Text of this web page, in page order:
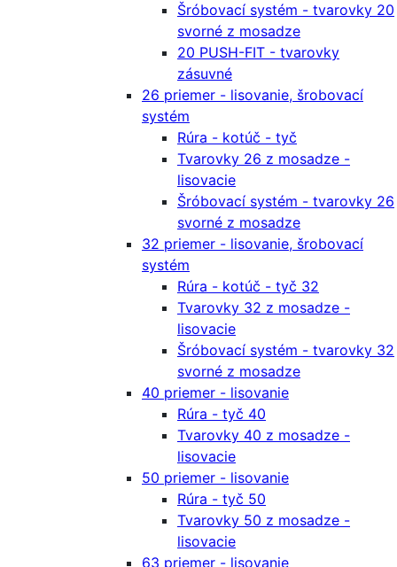
Šróbovací systém - tvarovky 20
svorné z mosadze
20 PUSH-FIT - tvarovky
zásuvné
26 priemer - lisovanie, šrobovací
systém
Rúra - kotúč - tyč
Tvarovky 26 z mosadze -
lisovacie
Šróbovací systém - tvarovky 26
svorné z mosadze
32 priemer - lisovanie, šrobovací
systém
Rúra - kotúč - tyč 32
Tvarovky 32 z mosadze -
lisovacie
Šróbovací systém - tvarovky 32
svorné z mosadze
40 priemer - lisovanie
Rúra - tyč 40
Tvarovky 40 z mosadze -
lisovacie
50 priemer - lisovanie
Rúra - tyč 50
Tvarovky 50 z mosadze -
lisovacie
63 priemer - lisovanie